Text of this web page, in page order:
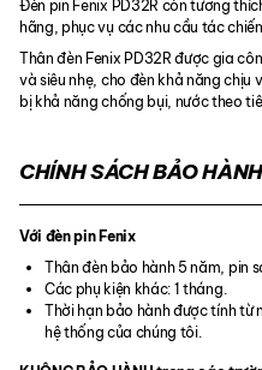
Đèn pin Fenix PD32R còn tương
hãng, phục vụ các nhu cầu tác
Thân đèn Fenix PD32R được gia
và siêu nhẹ, cho đèn khả năng chịu
bị khả năng chống bụi, nước theo
CHÍNH SÁCH BẢO HÀNH
Với đèn pin Fenix
Thân đèn bảo hành 5 năm, pin
Các phụ kiện khác: 1 tháng.
Thời hạn bảo hành được tính từ
hệ thống của chúng tôi.